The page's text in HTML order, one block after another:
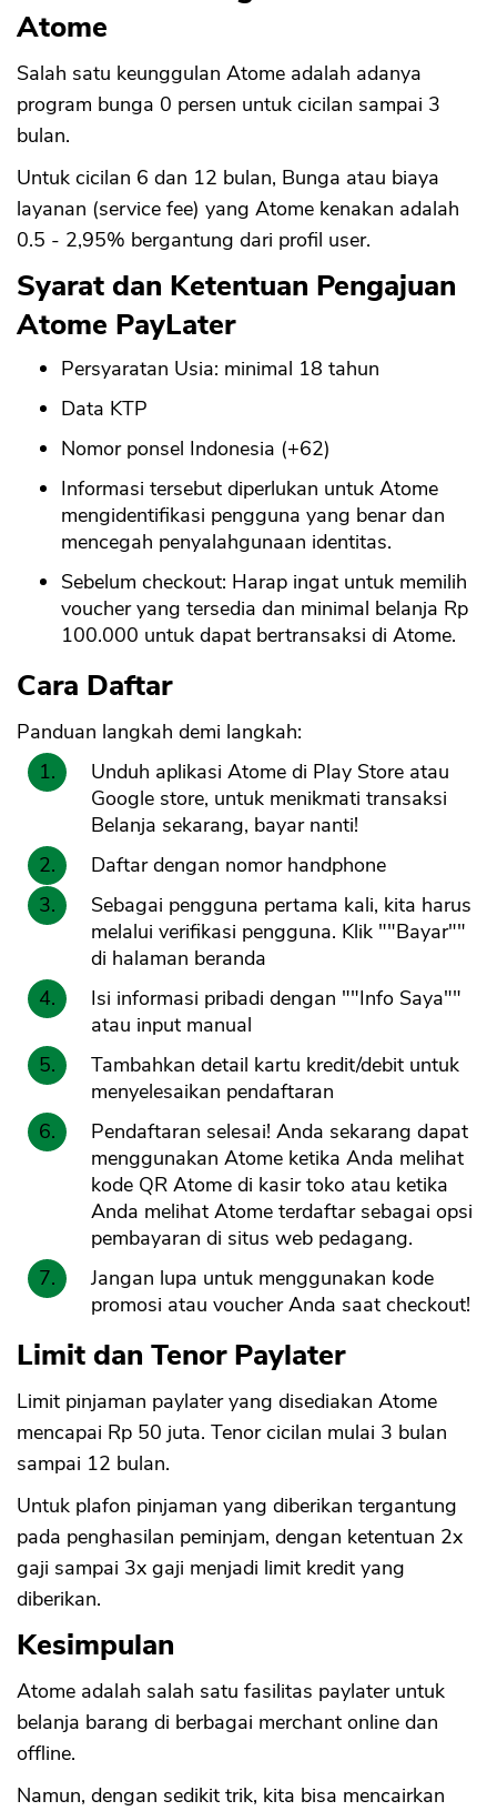
Atome
Salah satu keunggulan Atome adalah adanya
program bunga 0 persen untuk cicilan sampai 3
bulan.
Untuk cicilan 6 dan 12 bulan, Bunga atau biaya
layanan (service fee) yang Atome kenakan adalah
0.5 - 2,95% bergantung dari profil user.
Syarat dan Ketentuan Pengajuan
Atome PayLater
Persyaratan Usia: minimal 18 tahun
Data KTP
Nomor ponsel Indonesia (+62)
Informasi tersebut diperlukan untuk Atome
mengidentifikasi pengguna yang benar dan
mencegah penyalahgunaan identitas.
Sebelum checkout: Harap ingat untuk memilih
voucher yang tersedia dan minimal belanja Rp
100.000 untuk dapat bertransaksi di Atome.
Cara Daftar
Panduan langkah demi langkah:
Unduh aplikasi Atome di Play Store atau
Google store, untuk menikmati transaksi
Belanja sekarang, bayar nanti!
Daftar dengan nomor handphone
Sebagai pengguna pertama kali, kita harus
melalui verifikasi pengguna. Klik ""Bayar""
di halaman beranda
Isi informasi pribadi dengan ""Info Saya""
atau input manual
Tambahkan detail kartu kredit/debit untuk
menyelesaikan pendaftaran
Pendaftaran selesai! Anda sekarang dapat
menggunakan Atome ketika Anda melihat
kode QR Atome di kasir toko atau ketika
Anda melihat Atome terdaftar sebagai opsi
pembayaran di situs web pedagang.
Jangan lupa untuk menggunakan kode
promosi atau voucher Anda saat checkout!
Limit dan Tenor Paylater
Limit pinjaman paylater yang disediakan Atome
mencapai Rp 50 juta. Tenor cicilan mulai 3 bulan
sampai 12 bulan.
Untuk plafon pinjaman yang diberikan tergantung
pada penghasilan peminjam, dengan ketentuan 2x
gaji sampai 3x gaji menjadi limit kredit yang
diberikan.
Kesimpulan
Atome adalah salah satu fasilitas paylater untuk
belanja barang di berbagai merchant online dan
offline.
Namun, dengan sedikit trik, kita bisa mencairkan